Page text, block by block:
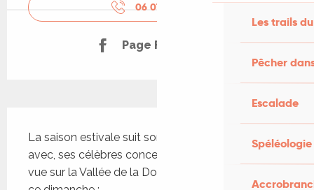
Les trails
Pêcher
Escalade
Spéléologie
06 07 81 11
Page Facebook
La saison estivale suit son cours au Veirem Bé, et
avec, ses célèbres concerts sur la terrasse avec
vue sur la Vallée de la Dordogne. Au programme